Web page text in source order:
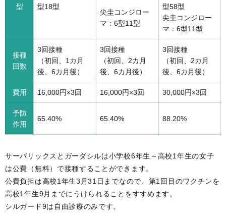
型
型18型
尖圭コンジロー
マ：6型11型
型58型
尖圭コンジロー
マ：6型11型
接種
回数
3回接種
（初回、1カ月
後、6カ月後）
3回接種
（初回、2カ月
後、6カ月後）
3回接種
（初回、2カ月
後、6カ月後）
費用 16,000円×3回 16,000円×3回 30,000円×3回
予防
作用
65.40% 65.40% 88.20%
サーバリックスとガーダシルは小学校6年生～高校1年生の女子
は公費（無料）で接種することができます。
公費負担は高校1年生3月31日までなので、第1回目のワクチンを
高校1年生9月までにうけられることをすすめます。
シルガード9は自由診療のみです。